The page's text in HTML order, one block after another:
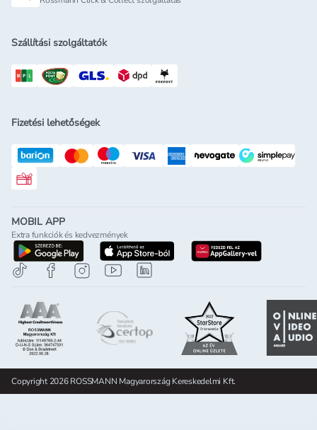
Szállítási szolgáltatók
Fizetési lehetőségek
Rossmann ajándékkártya
MOBIL APP
Extra funkciók és kedvezmények
letöltés a google-play-rölletöltés az app-store-ból
letöltés
Copyright 2026 ROSSMANN Magyarország Kereskedelmi Kft.